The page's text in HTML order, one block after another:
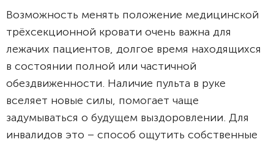
Возможность менять положение медицинской
трёхсекционной кровати очень важна для
лежачих пациентов, долгое время находящихся
в состоянии полной или частичной
обездвиженности. Наличие пульта в руке
вселяет новые силы, помогает чаще
задумываться о будущем выздоровлении. Для
инвалидов это – способ ощутить собственные